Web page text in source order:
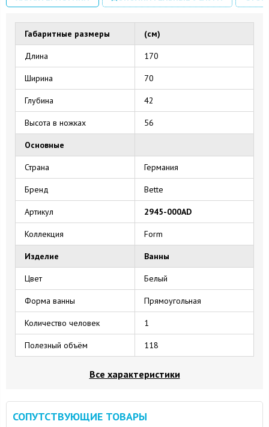
Габаритные размеры (см)
Длина 170
Ширина 70
Глубина 42
Высота в ножках 56
Основные
Страна Германия
Бренд Bette
Артикул 2945-000AD
Коллекция Form
Изделие Ванны
Цвет Белый
Форма ванны Прямоугольная
Количество человек 1
Полезный объём 118
Все характеристики
СОПУТСТВУЮЩИЕ ТОВАРЫ